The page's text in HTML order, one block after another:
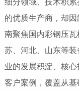
细分领域、技术积
的优质生产商，却
南聚焦国内彩钢压
苏、河北、山东等
业的发展积淀、核
客户案例，覆盖从